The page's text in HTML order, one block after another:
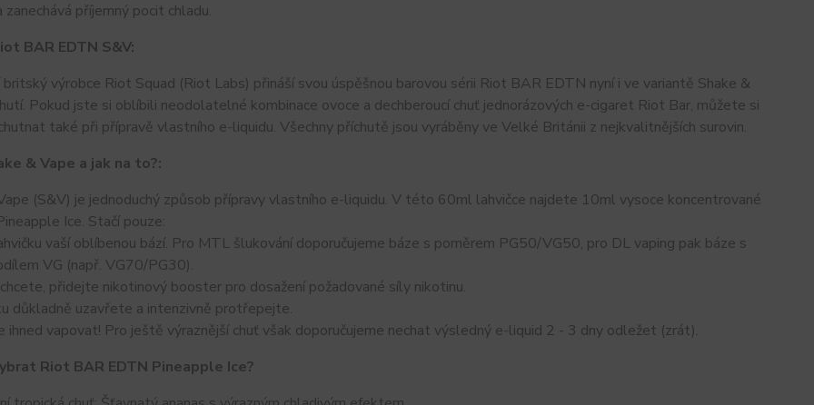
zanechává příjemný pocit chladu.
BAR EDTN S&V:
britský výrobce Riot Squad (Riot Labs) přináší svou úspěšnou barovou sérii Riot BAR EDTN nyní i ve variantě Shake &
Pokud jste si oblíbili neodolatelné kombinace ovoce a dechberoucí chuť jednorázových e-cigaret Riot Bar, můžete si
také při přípravě vlastního e-liquidu. Všechny příchutě jsou vyráběny ve Velké Británii z nejkvalitnějších surovin.
& Vape a jak na to?:
(S&V) je jednoduchý způsob přípravy vlastního e-liquidu. V této 60ml lahvičce najdete 10ml vysoce koncentrované
Ice. Stačí pouze:
vaší oblíbenou bází. Pro MTL šlukování doporučujeme báze s poměrem PG50/VG50, pro DL vaping pak báze s
VG (např. VG70/PG30).
přidejte nikotinový booster pro dosažení požadované síly nikotinu.
důkladně uzavřete a intenzivně protřepejte.
ihned vapovat! Pro ještě výraznější chuť však doporučujeme nechat výsledný e-liquid 2 - 3 dny odležet (zrát).
Riot BAR EDTN Pineapple Ice?